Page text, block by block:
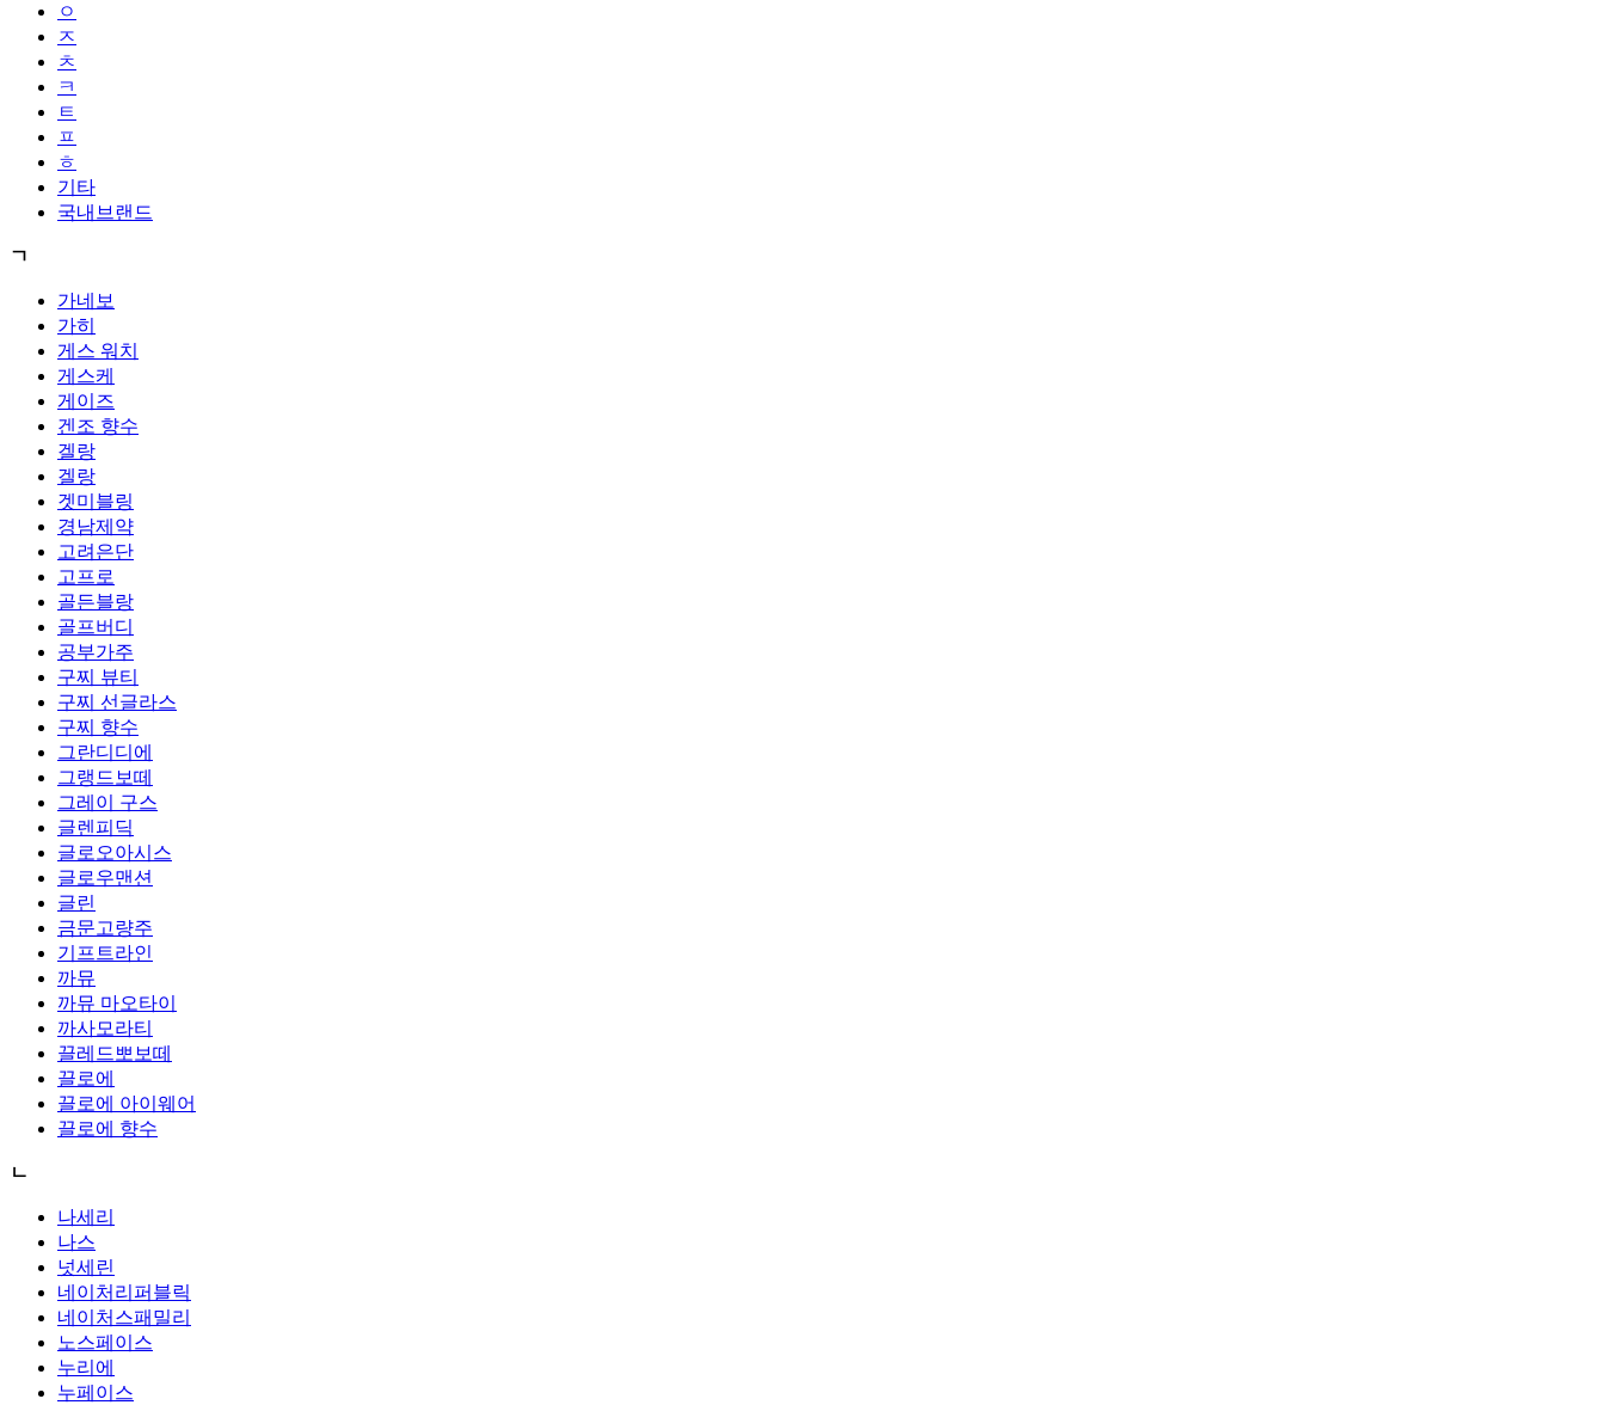
ㅇ
ㅈ
ㅊ
ㅋ
ㅌ
ㅍ
ㅎ
기타
국내브랜드
ㄱ
가네보
가히
게스 워치
게스케
게이즈
겐조 향수
겔랑
겔랑
겟미블링
경남제약
고려은단
고프로
골든블랑
골프버디
공부가주
구찌 뷰티
구찌 선글라스
구찌 향수
그란디디에
그랭드보떼
그레이 구스
글렌피딕
글로오아시스
글로우맨션
글린
금문고량주
기프트라인
까뮤
까뮤 마오타이
까사모라티
끌레드뽀보떼
끌로에
끌로에 아이웨어
끌로에 향수
ㄴ
나세리
나스
넛세린
네이처리퍼블릭
네이처스패밀리
노스페이스
누리에
누페이스